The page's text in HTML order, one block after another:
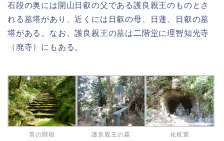
石段の奥には開山日叡の父である護良親王のものとさ
れる墓塔があり、近くには日叡の母、日蓮、日叡の墓
塔がある。なお、護良親王の墓は二階堂に理智知光寺
（廃寺）にもある。
苔の階段 護良親王の墓 化粧窟